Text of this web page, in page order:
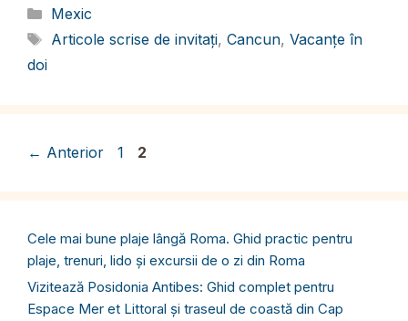
Categorii
Mexic
Etichete
Articole scrise de invitați, Cancun, Vacanțe în
doi
← Anterior Pagina
1 Pagina
2
Cele mai bune plaje lângă Roma. Ghid practic pentru
plaje, trenuri, lido și excursii de o zi din Roma
Vizitează Posidonia Antibes: Ghid complet pentru
Espace Mer et Littoral și traseul de coastă din Cap